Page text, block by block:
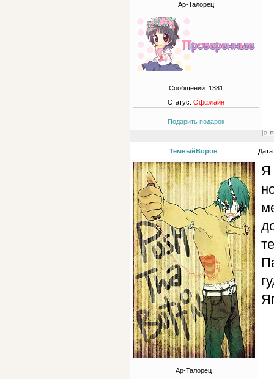
Ар-Талорец
Сообщений: 1381
Статус: Оффлайн
Подарить подарок
ТемныйВорон
Ар-Талорец
Я